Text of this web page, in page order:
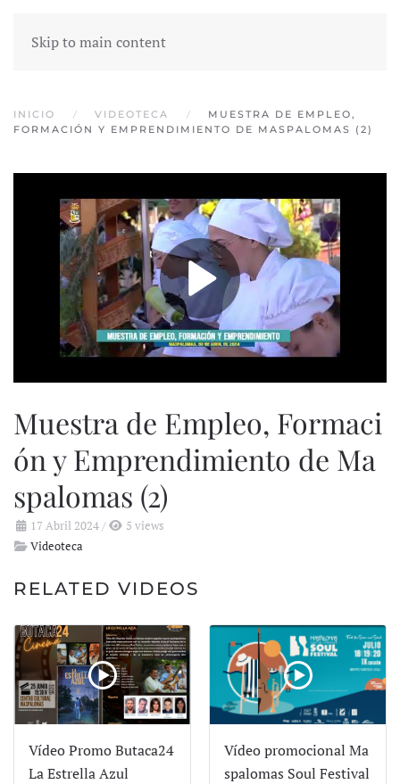
Skip to main content
INICIO VIDEOTECA
MUESTRA DE EMPLEO,
FORMACIÓN Y EMPRENDIMIENTO DE MASPALOMAS (2)
Muestra de Empleo, Formaci
ón y Emprendimiento de Ma
spalomas (2)
17 Abril 2024/
5 views
Videoteca
RELATED VIDEOS
Vídeo Promo Butaca24
La Estrella Azul
Vídeo promocional Ma
spalomas Soul Festival